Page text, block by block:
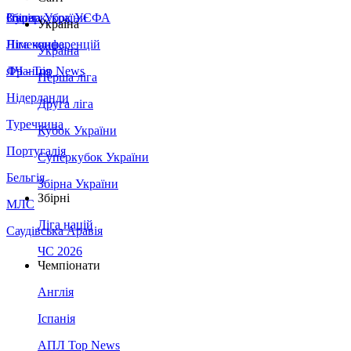
Збірна України
Італія
Німеччина
Франція
Нідерланди
Туреччина
Португалія
Бельгія
МЛС
Саудівська Аравія
Суперкубок УЄФА
Ліга конференцій
ЛЧ - Top News
Україна
Україна
Перша ліга
Друга ліга
Кубок України
Суперкубок України
Збірна України
Збірні
Ліга націй
ЧС 2026
Чемпіонати
Англія
Іспанія
АПЛ Top News